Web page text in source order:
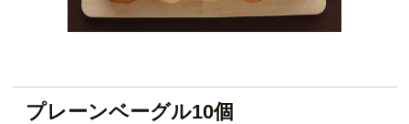
プレーンベーグル10個